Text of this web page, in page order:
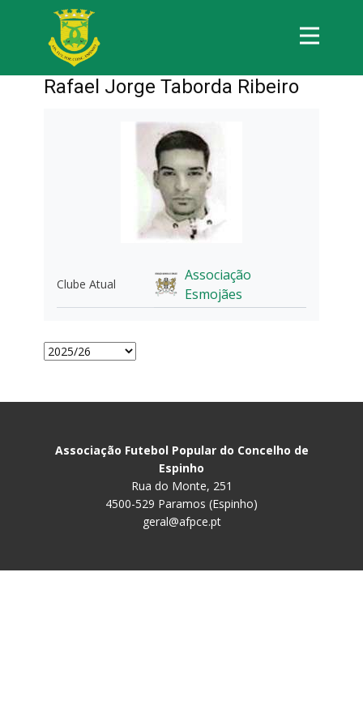
Rafael Jorge Taborda Ribeiro
Clube Atual
Associação
Esmojães
Associação Futebol Popular do Concelho de
Espinho
Rua do Monte, 251
4500-529 Paramos (Espinho)
geral@afpce.pt